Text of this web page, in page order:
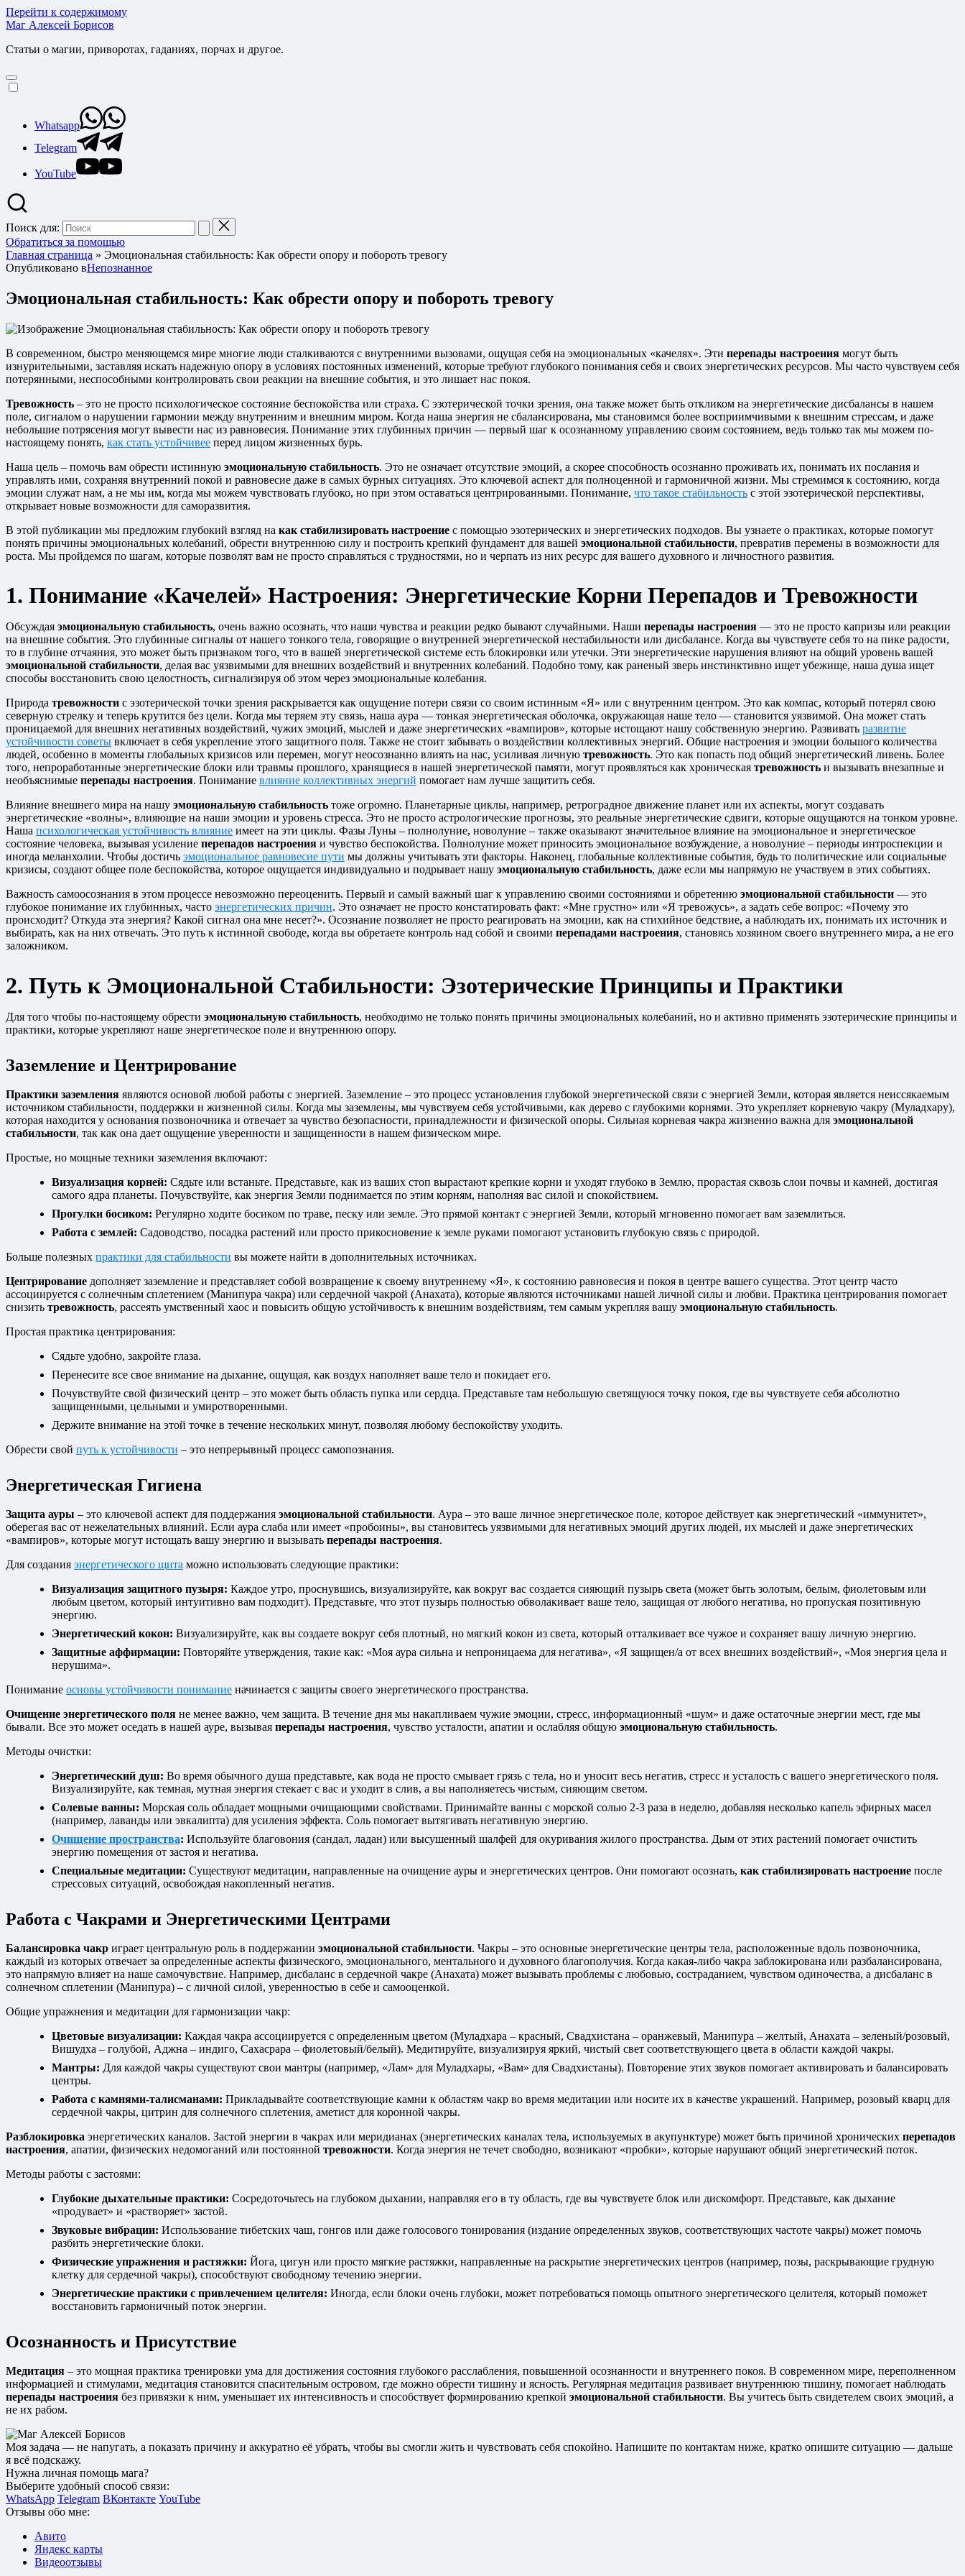
Перейти к содержимому
Маг Алексей Борисов
Статьи о магии, приворотах, гаданиях, порчах и другое.
Whatsapp
Telegram
YouTube
Поиск для:
Обратиться за помощью
Главная страница » Эмоциональная стабильность: Как обрести опору и побороть тревогу
Опубликовано вНепознанное
Эмоциональная стабильность: Как обрести опору и побороть тревогу
В современном, быстро меняющемся мире многие люди сталкиваются с внутренними вызовами, ощущая себя на эмоциональных «качелях». Эти перепады настроения могут быть
изнурительными, заставляя искать надежную опору в условиях постоянных изменений, которые требуют глубокого понимания себя и своих энергетических ресурсов. Мы часто чувствуем себя
потерянными, неспособными контролировать свои реакции на внешние события, и это лишает нас покоя.
Тревожность – это не просто психологическое состояние беспокойства или страха. С эзотерической точки зрения, она также может быть откликом на энергетические дисбалансы в нашем
поле, сигналом о нарушении гармонии между внутренним и внешним миром. Когда наша энергия не сбалансирована, мы становимся более восприимчивыми к внешним стрессам, и даже
небольшие потрясения могут вывести нас из равновесия. Понимание этих глубинных причин — первый шаг к осознанному управлению своим состоянием, ведь только так мы можем по-
настоящему понять, как стать устойчивее перед лицом жизненных бурь.
Наша цель – помочь вам обрести истинную эмоциональную стабильность. Это не означает отсутствие эмоций, а скорее способность осознанно проживать их, понимать их послания и
управлять ими, сохраняя внутренний покой и равновесие даже в самых бурных ситуациях. Это ключевой аспект для полноценной и гармоничной жизни. Мы стремимся к состоянию, когда
эмоции служат нам, а не мы им, когда мы можем чувствовать глубоко, но при этом оставаться центрированными. Понимание, что такое стабильность с этой эзотерической перспективы,
открывает новые возможности для саморазвития.
В этой публикации мы предложим глубокий взгляд на как стабилизировать настроение с помощью эзотерических и энергетических подходов. Вы узнаете о практиках, которые помогут
понять причины эмоциональных колебаний, обрести внутреннюю силу и построить крепкий фундамент для вашей эмоциональной стабильности, превратив перемены в возможности для
роста. Мы пройдемся по шагам, которые позволят вам не просто справляться с трудностями, но и черпать из них ресурс для вашего духовного и личностного развития.
1. Понимание «Качелей» Настроения: Энергетические Корни Перепадов и Тревожности
Обсуждая эмоциональную стабильность, очень важно осознать, что наши чувства и реакции редко бывают случайными. Наши перепады настроения — это не просто капризы или реакции
на внешние события. Это глубинные сигналы от нашего тонкого тела, говорящие о внутренней энергетической нестабильности или дисбалансе. Когда вы чувствуете себя то на пике радости,
то в глубине отчаяния, это может быть признаком того, что в вашей энергетической системе есть блокировки или утечки. Эти энергетические нарушения влияют на общий уровень вашей
эмоциональной стабильности, делая вас уязвимыми для внешних воздействий и внутренних колебаний. Подобно тому, как раненый зверь инстинктивно ищет убежище, наша душа ищет
способы восстановить свою целостность, сигнализируя об этом через эмоциональные колебания.
Природа тревожности с эзотерической точки зрения раскрывается как ощущение потери связи со своим истинным «Я» или с внутренним центром. Это как компас, который потерял свою
северную стрелку и теперь крутится без цели. Когда мы теряем эту связь, наша аура — тонкая энергетическая оболочка, окружающая наше тело — становится уязвимой. Она может стать
проницаемой для внешних негативных воздействий, чужих эмоций, мыслей и даже энергетических «вампиров», которые истощают нашу собственную энергию. Развивать развитие
устойчивости советы включает в себя укрепление этого защитного поля. Также не стоит забывать о воздействии коллективных энергий. Общие настроения и эмоции большого количества
людей, особенно в моменты глобальных кризисов или перемен, могут неосознанно влиять на нас, усиливая личную тревожность. Это как попасть под общий энергетический ливень. Более
того, непроработанные энергетические блоки или травмы прошлого, хранящиеся в нашей энергетической памяти, могут проявляться как хроническая тревожность и вызывать внезапные и
необъяснимые перепады настроения. Понимание влияние коллективных энергий помогает нам лучше защитить себя.
Влияние внешнего мира на нашу эмоциональную стабильность тоже огромно. Планетарные циклы, например, ретроградное движение планет или их аспекты, могут создавать
энергетические «волны», влияющие на наши эмоции и уровень стресса. Это не просто астрологические прогнозы, это реальные энергетические сдвиги, которые ощущаются на тонком уровне.
Наша психологическая устойчивость влияние имеет на эти циклы. Фазы Луны – полнолуние, новолуние – также оказывают значительное влияние на эмоциональное и энергетическое
состояние человека, вызывая усиление перепадов настроения и чувство беспокойства. Полнолуние может приносить эмоциональное возбуждение, а новолуние – периоды интроспекции и
иногда меланхолии. Чтобы достичь эмоциональное равновесие пути мы должны учитывать эти факторы. Наконец, глобальные коллективные события, будь то политические или социальные
кризисы, создают общее поле беспокойства, которое ощущается индивидуально и подрывает нашу эмоциональную стабильность, даже если мы напрямую не участвуем в этих событиях.
Важность самоосознания в этом процессе невозможно переоценить. Первый и самый важный шаг к управлению своими состояниями и обретению эмоциональной стабильности — это
глубокое понимание их глубинных, часто энергетических причин. Это означает не просто констатировать факт: «Мне грустно» или «Я тревожусь», а задать себе вопрос: «Почему это
происходит? Откуда эта энергия? Какой сигнал она мне несет?». Осознание позволяет не просто реагировать на эмоции, как на стихийное бедствие, а наблюдать их, понимать их источник и
выбирать, как на них отвечать. Это путь к истинной свободе, когда вы обретаете контроль над собой и своими перепадами настроения, становясь хозяином своего внутреннего мира, а не его
заложником.
2. Путь к Эмоциональной Стабильности: Эзотерические Принципы и Практики
Для того чтобы по-настоящему обрести эмоциональную стабильность, необходимо не только понять причины эмоциональных колебаний, но и активно применять эзотерические принципы и
практики, которые укрепляют наше энергетическое поле и внутреннюю опору.
Заземление и Центрирование
Практики заземления являются основой любой работы с энергией. Заземление – это процесс установления глубокой энергетической связи с энергией Земли, которая является неиссякаемым
источником стабильности, поддержки и жизненной силы. Когда мы заземлены, мы чувствуем себя устойчивыми, как дерево с глубокими корнями. Это укрепляет корневую чакру (Муладхару),
которая находится у основания позвоночника и отвечает за чувство безопасности, принадлежности и физической опоры. Сильная корневая чакра жизненно важна для эмоциональной
стабильности, так как она дает ощущение уверенности и защищенности в нашем физическом мире.
Простые, но мощные техники заземления включают:
Визуализация корней: Сядьте или встаньте. Представьте, как из ваших стоп вырастают крепкие корни и уходят глубоко в Землю, прорастая сквозь слои почвы и камней, достигая
самого ядра планеты. Почувствуйте, как энергия Земли поднимается по этим корням, наполняя вас силой и спокойствием.
Прогулки босиком: Регулярно ходите босиком по траве, песку или земле. Это прямой контакт с энергией Земли, который мгновенно помогает вам заземлиться.
Работа с землей: Садоводство, посадка растений или просто прикосновение к земле руками помогают установить глубокую связь с природой.
Больше полезных практики для стабильности вы можете найти в дополнительных источниках.
Центрирование дополняет заземление и представляет собой возвращение к своему внутреннему «Я», к состоянию равновесия и покоя в центре вашего существа. Этот центр часто
ассоциируется с солнечным сплетением (Манипура чакра) или сердечной чакрой (Анахата), которые являются источниками нашей личной силы и любви. Практика центрирования помогает
снизить тревожность, рассеять умственный хаос и повысить общую устойчивость к внешним воздействиям, тем самым укрепляя вашу эмоциональную стабильность.
Простая практика центрирования:
Сядьте удобно, закройте глаза.
Перенесите все свое внимание на дыхание, ощущая, как воздух наполняет ваше тело и покидает его.
Почувствуйте свой физический центр – это может быть область пупка или сердца. Представьте там небольшую светящуюся точку покоя, где вы чувствуете себя абсолютно
защищенными, цельными и умиротворенными.
Держите внимание на этой точке в течение нескольких минут, позволяя любому беспокойству уходить.
Обрести свой путь к устойчивости – это непрерывный процесс самопознания.
Энергетическая Гигиена
Защита ауры – это ключевой аспект для поддержания эмоциональной стабильности. Аура – это ваше личное энергетическое поле, которое действует как энергетический «иммунитет»,
оберегая вас от нежелательных влияний. Если аура слаба или имеет «пробоины», вы становитесь уязвимыми для негативных эмоций других людей, их мыслей и даже энергетических
«вампиров», которые могут истощать вашу энергию и вызывать перепады настроения.
Для создания энергетического щита можно использовать следующие практики:
Визуализация защитного пузыря: Каждое утро, проснувшись, визуализируйте, как вокруг вас создается сияющий пузырь света (может быть золотым, белым, фиолетовым или
любым цветом, который интуитивно вам подходит). Представьте, что этот пузырь полностью обволакивает ваше тело, защищая от любого негатива, но пропуская позитивную
энергию.
Энергетический кокон: Визуализируйте, как вы создаете вокруг себя плотный, но мягкий кокон из света, который отталкивает все чужое и сохраняет вашу личную энергию.
Защитные аффирмации: Повторяйте утверждения, такие как: «Моя аура сильна и непроницаема для негатива», «Я защищен/а от всех внешних воздействий», «Моя энергия цела и
нерушима».
Понимание основы устойчивости понимание начинается с защиты своего энергетического пространства.
Очищение энергетического поля не менее важно, чем защита. В течение дня мы накапливаем чужие эмоции, стресс, информационный «шум» и даже остаточные энергии мест, где мы
бывали. Все это может оседать в нашей ауре, вызывая перепады настроения, чувство усталости, апатии и ослабляя общую эмоциональную стабильность.
Методы очистки:
Энергетический душ: Во время обычного душа представьте, как вода не просто смывает грязь с тела, но и уносит весь негатив, стресс и усталость с вашего энергетического поля.
Визуализируйте, как темная, мутная энергия стекает с вас и уходит в слив, а вы наполняетесь чистым, сияющим светом.
Солевые ванны: Морская соль обладает мощными очищающими свойствами. Принимайте ванны с морской солью 2-3 раза в неделю, добавляя несколько капель эфирных масел
(например, лаванды или эвкалипта) для усиления эффекта. Соль помогает вытягивать негативную энергию.
Очищение пространства: Используйте благовония (сандал, ладан) или высушенный шалфей для окуривания жилого пространства. Дым от этих растений помогает очистить
энергию помещения от застоя и негатива.
Специальные медитации: Существуют медитации, направленные на очищение ауры и энергетических центров. Они помогают осознать, как стабилизировать настроение после
стрессовых ситуаций, освобождая накопленный негатив.
Работа с Чакрами и Энергетическими Центрами
Балансировка чакр играет центральную роль в поддержании эмоциональной стабильности. Чакры – это основные энергетические центры тела, расположенные вдоль позвоночника,
каждый из которых отвечает за определенные аспекты физического, эмоционального, ментального и духовного благополучия. Когда какая-либо чакра заблокирована или разбалансирована,
это напрямую влияет на наше самочувствие. Например, дисбаланс в сердечной чакре (Анахата) может вызывать проблемы с любовью, состраданием, чувством одиночества, а дисбаланс в
солнечном сплетении (Манипура) – с личной силой, уверенностью в себе и самооценкой.
Общие упражнения и медитации для гармонизации чакр:
Цветовые визуализации: Каждая чакра ассоциируется с определенным цветом (Муладхара – красный, Свадхистана – оранжевый, Манипура – желтый, Анахата – зеленый/розовый,
Вишудха – голубой, Аджна – индиго, Сахасрара – фиолетовый/белый). Медитируйте, визуализируя яркий, чистый свет соответствующего цвета в области каждой чакры.
Мантры: Для каждой чакры существуют свои мантры (например, «Лам» для Муладхары, «Вам» для Свадхистаны). Повторение этих звуков помогает активировать и балансировать
центры.
Работа с камнями-талисманами: Прикладывайте соответствующие камни к областям чакр во время медитации или носите их в качестве украшений. Например, розовый кварц для
сердечной чакры, цитрин для солнечного сплетения, аметист для коронной чакры.
Разблокировка энергетических каналов. Застой энергии в чакрах или меридианах (энергетических каналах тела, используемых в акупунктуре) может быть причиной хронических перепадов
настроения, апатии, физических недомоганий или постоянной тревожности. Когда энергия не течет свободно, возникают «пробки», которые нарушают общий энергетический поток.
Методы работы с застоями:
Глубокие дыхательные практики: Сосредоточьтесь на глубоком дыхании, направляя его в ту область, где вы чувствуете блок или дискомфорт. Представьте, как дыхание
«продувает» и «растворяет» застой.
Звуковые вибрации: Использование тибетских чаш, гонгов или даже голосового тонирования (издание определенных звуков, соответствующих частоте чакры) может помочь
разбить энергетические блоки.
Физические упражнения и растяжки: Йога, цигун или просто мягкие растяжки, направленные на раскрытие энергетических центров (например, позы, раскрывающие грудную
клетку для сердечной чакры), способствуют свободному течению энергии.
Энергетические практики с привлечением целителя: Иногда, если блоки очень глубоки, может потребоваться помощь опытного энергетического целителя, который поможет
восстановить гармоничный поток энергии.
Осознанность и Присутствие
Медитация – это мощная практика тренировки ума для достижения состояния глубокого расслабления, повышенной осознанности и внутреннего покоя. В современном мире, переполненном
информацией и стимулами, медитация становится спасительным островом, где можно обрести тишину и ясность. Регулярная медитация развивает внутреннюю тишину, помогает наблюдать
перепады настроения без привязки к ним, уменьшает их интенсивность и способствует формированию крепкой эмоциональной стабильности. Вы учитесь быть свидетелем своих эмоций, а
не их рабом.
Моя задача — не напугать, а показать причину и аккуратно её убрать, чтобы вы смогли жить и чувствовать себя спокойно. Напишите по контактам ниже, кратко опишите ситуацию — дальше
я всё подскажу.
Нужна личная помощь мага?
Выберите удобный способ связи:
WhatsApp Telegram ВКонтакте YouTube
Отзывы обо мне:
Авито
Яндекс карты
Видеоотзывы